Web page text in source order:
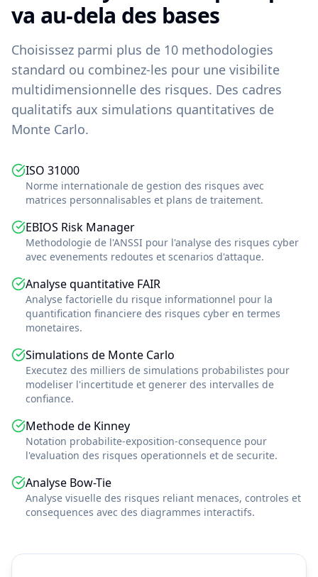
va au-dela des bases
Choisissez parmi plus de 10 methodologies
standard ou combinez-les pour une visibilite
multidimensionnelle des risques. Des cadres
qualitatifs aux simulations quantitatives de
Monte Carlo.
ISO 31000
Norme internationale de gestion des risques avec
matrices personnalisables et plans de traitement.
EBIOS Risk Manager
Methodologie de l'ANSSI pour l'analyse des risques cyber
avec evenements redoutes et scenarios d'attaque.
Analyse quantitative FAIR
Analyse factorielle du risque informationnel pour la
quantification financiere des risques cyber en termes
monetaires.
Simulations de Monte Carlo
Executez des milliers de simulations probabilistes pour
modeliser l'incertitude et generer des intervalles de
confiance.
Methode de Kinney
Notation probabilite-exposition-consequence pour
l'evaluation des risques operationnels et de securite.
Analyse Bow-Tie
Analyse visuelle des risques reliant menaces, controles et
consequences avec des diagrammes interactifs.